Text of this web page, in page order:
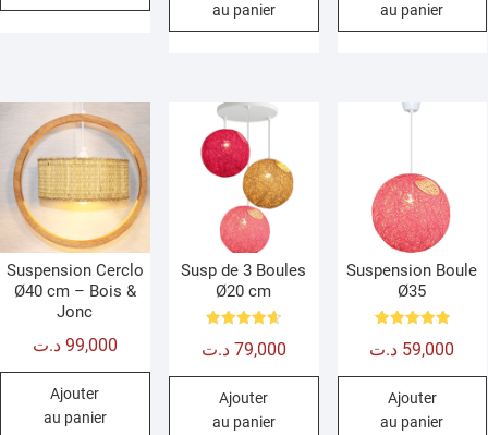
au panier
au panier
Suspension Cerclo
Ø40 cm – Bois &
Jonc
99,000 د.ت
Ajouter
au panier
Susp de 3 Boules
Ø20 cm
4.67
79,000 د.ت
Ajouter
au panier
Suspension Boule
Ø35
5.00
59,000 د.ت
Ajouter
au panier